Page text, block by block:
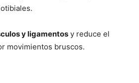
y ligamentos y reduce el
movimientos bruscos.